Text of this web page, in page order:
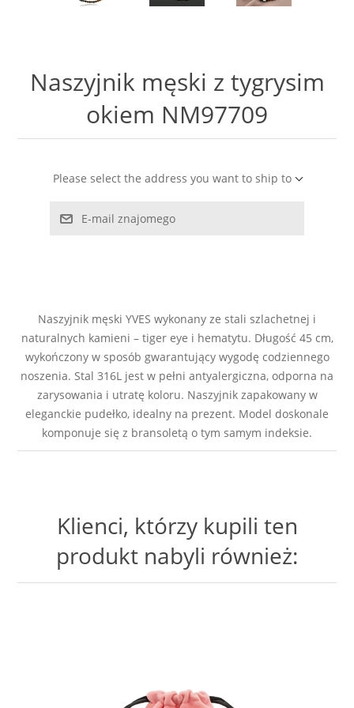
LABRADORYT
MASA PERŁOWA
RODOCHROZYT
TURMALIN
Naszyjnik męski z tygrysim
okiem NM97709
Please select the address you want to ship to
E-mail znajomego
Naszyjnik męski YVES wykonany ze stali szlachetnej i
naturalnych kamieni – tiger eye i hematytu. Długość 45 cm,
wykończony w sposób gwarantujący wygodę codziennego
noszenia. Stal 316L jest w pełni antyalergiczna, odporna na
zarysowania i utratę koloru. Naszyjnik zapakowany w
eleganckie pudełko, idealny na prezent. Model doskonale
komponuje się z bransoletą o tym samym indeksie.
Klienci, którzy kupili ten
produkt nabyli również: